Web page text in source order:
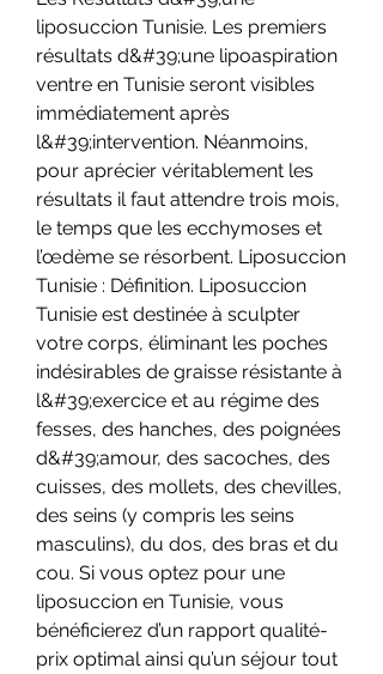
liposuccion Tunisie. Les premiers
résultats d&#39;une lipoaspiration
ventre en Tunisie seront visibles
immédiatement après
l&#39;intervention. Néanmoins,
pour aprécier véritablement les
résultats il faut attendre trois mois,
le temps que les ecchymoses et
l’œdème se résorbent. Liposuccion
Tunisie : Définition. Liposuccion
Tunisie est destinée à sculpter
votre corps, éliminant les poches
indésirables de graisse résistante à
l&#39;exercice et au régime des
fesses, des hanches, des poignées
d&#39;amour, des sacoches, des
cuisses, des mollets, des chevilles,
des seins (y compris les seins
masculins), du dos, des bras et du
cou. Si vous optez pour une
liposuccion en Tunisie, vous
bénéficierez d’un rapport qualité-
prix optimal ainsi qu’un séjour tout